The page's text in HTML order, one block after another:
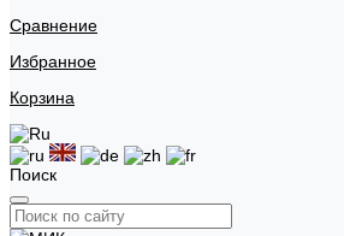
Сравнение
Избранное
Корзина
Поиск